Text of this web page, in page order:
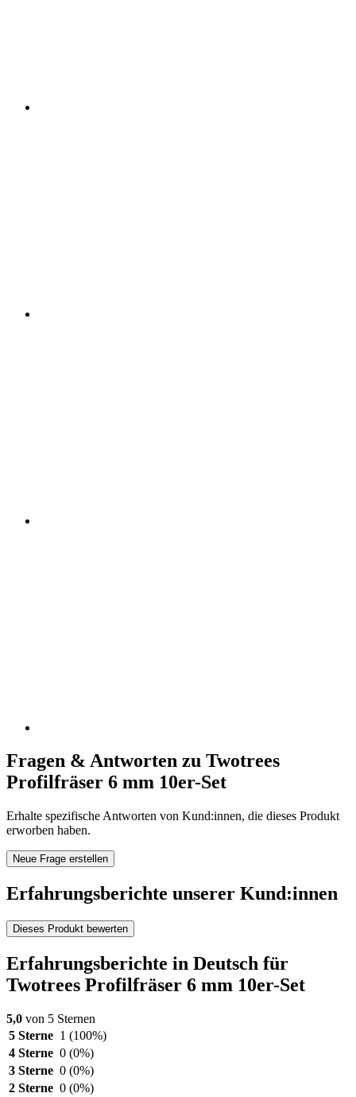
Fragen & Antworten zu Twotrees
Profilfräser 6 mm 10er-Set
Erhalte spezifische Antworten von Kund:innen, die dieses Produkt
erworben haben.
Neue Frage erstellen
Erfahrungsberichte unserer Kund:innen
Dieses Produkt bewerten
Erfahrungsberichte in Deutsch für
Twotrees Profilfräser 6 mm 10er-Set
5,0 von 5 Sternen
5 Sterne 1 (100%)
4 Sterne 0 (0%)
3 Sterne 0 (0%)
2 Sterne 0 (0%)